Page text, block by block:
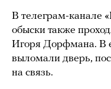
В телеграм-канале
обыски также
Игоря Дорфмана. В
выломали дверь,
на связь.